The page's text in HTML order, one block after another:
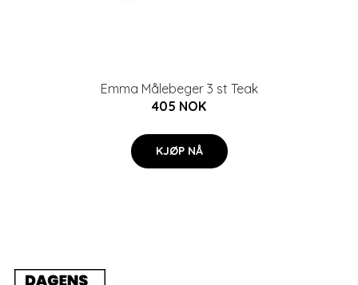
Emma Målebeger 3 st Teak
405 NOK
KJØP NÅ